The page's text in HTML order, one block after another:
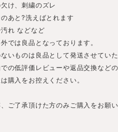
け、刺繍のズレ
のあと?洗えばとれます
汚れ などなど
では良品となっております。
いものは良品として発送させていた
の低評価レビューや返品交換など
購入をお控えください。
ご了承頂けた方のみご購入をお願い